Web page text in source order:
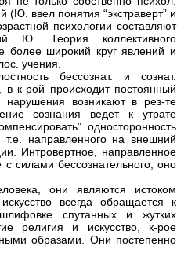
(Ю. ввел понятия “экстраверт” и
психологии составляют
Ю. Теория коллективного
более широкий круг явлений и
учения.
бессознат. и сознат.
к-рой происходит постоянный
возникают в рез-те
сознания ведет к утрате
односторонность
т.е. направленного на внешний
Интровертное, направленное
силами бессознательного; оно
они являются истоком
всегда обращается к
спутанных и жутких
религия и искусство, к-рое
образами. Они постепенно